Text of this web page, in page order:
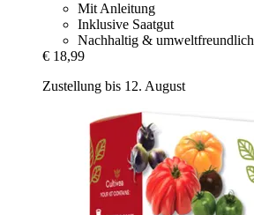
Mit Anleitung
Inklusive Saatgut
Nachhaltig & umweltfreundlich
€ 18,99
Zustellung bis 12. August